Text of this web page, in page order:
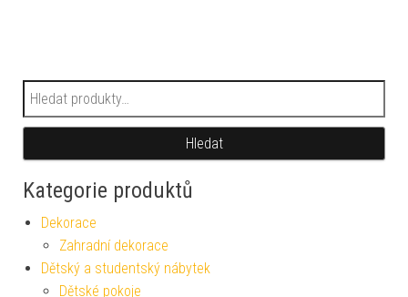
Hledat:
Hledat
Kategorie produktů
Dekorace
Zahradní dekorace
Dětský a studentský nábytek
Dětské pokoje